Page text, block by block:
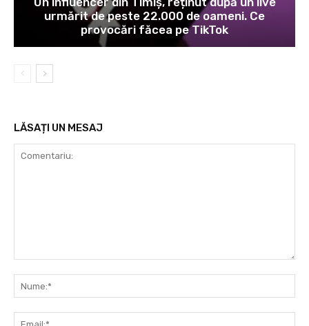
urmărit de peste 22.000 de oameni. Ce
provocări făcea pe TikTok
LĂSAȚI UN MESAJ